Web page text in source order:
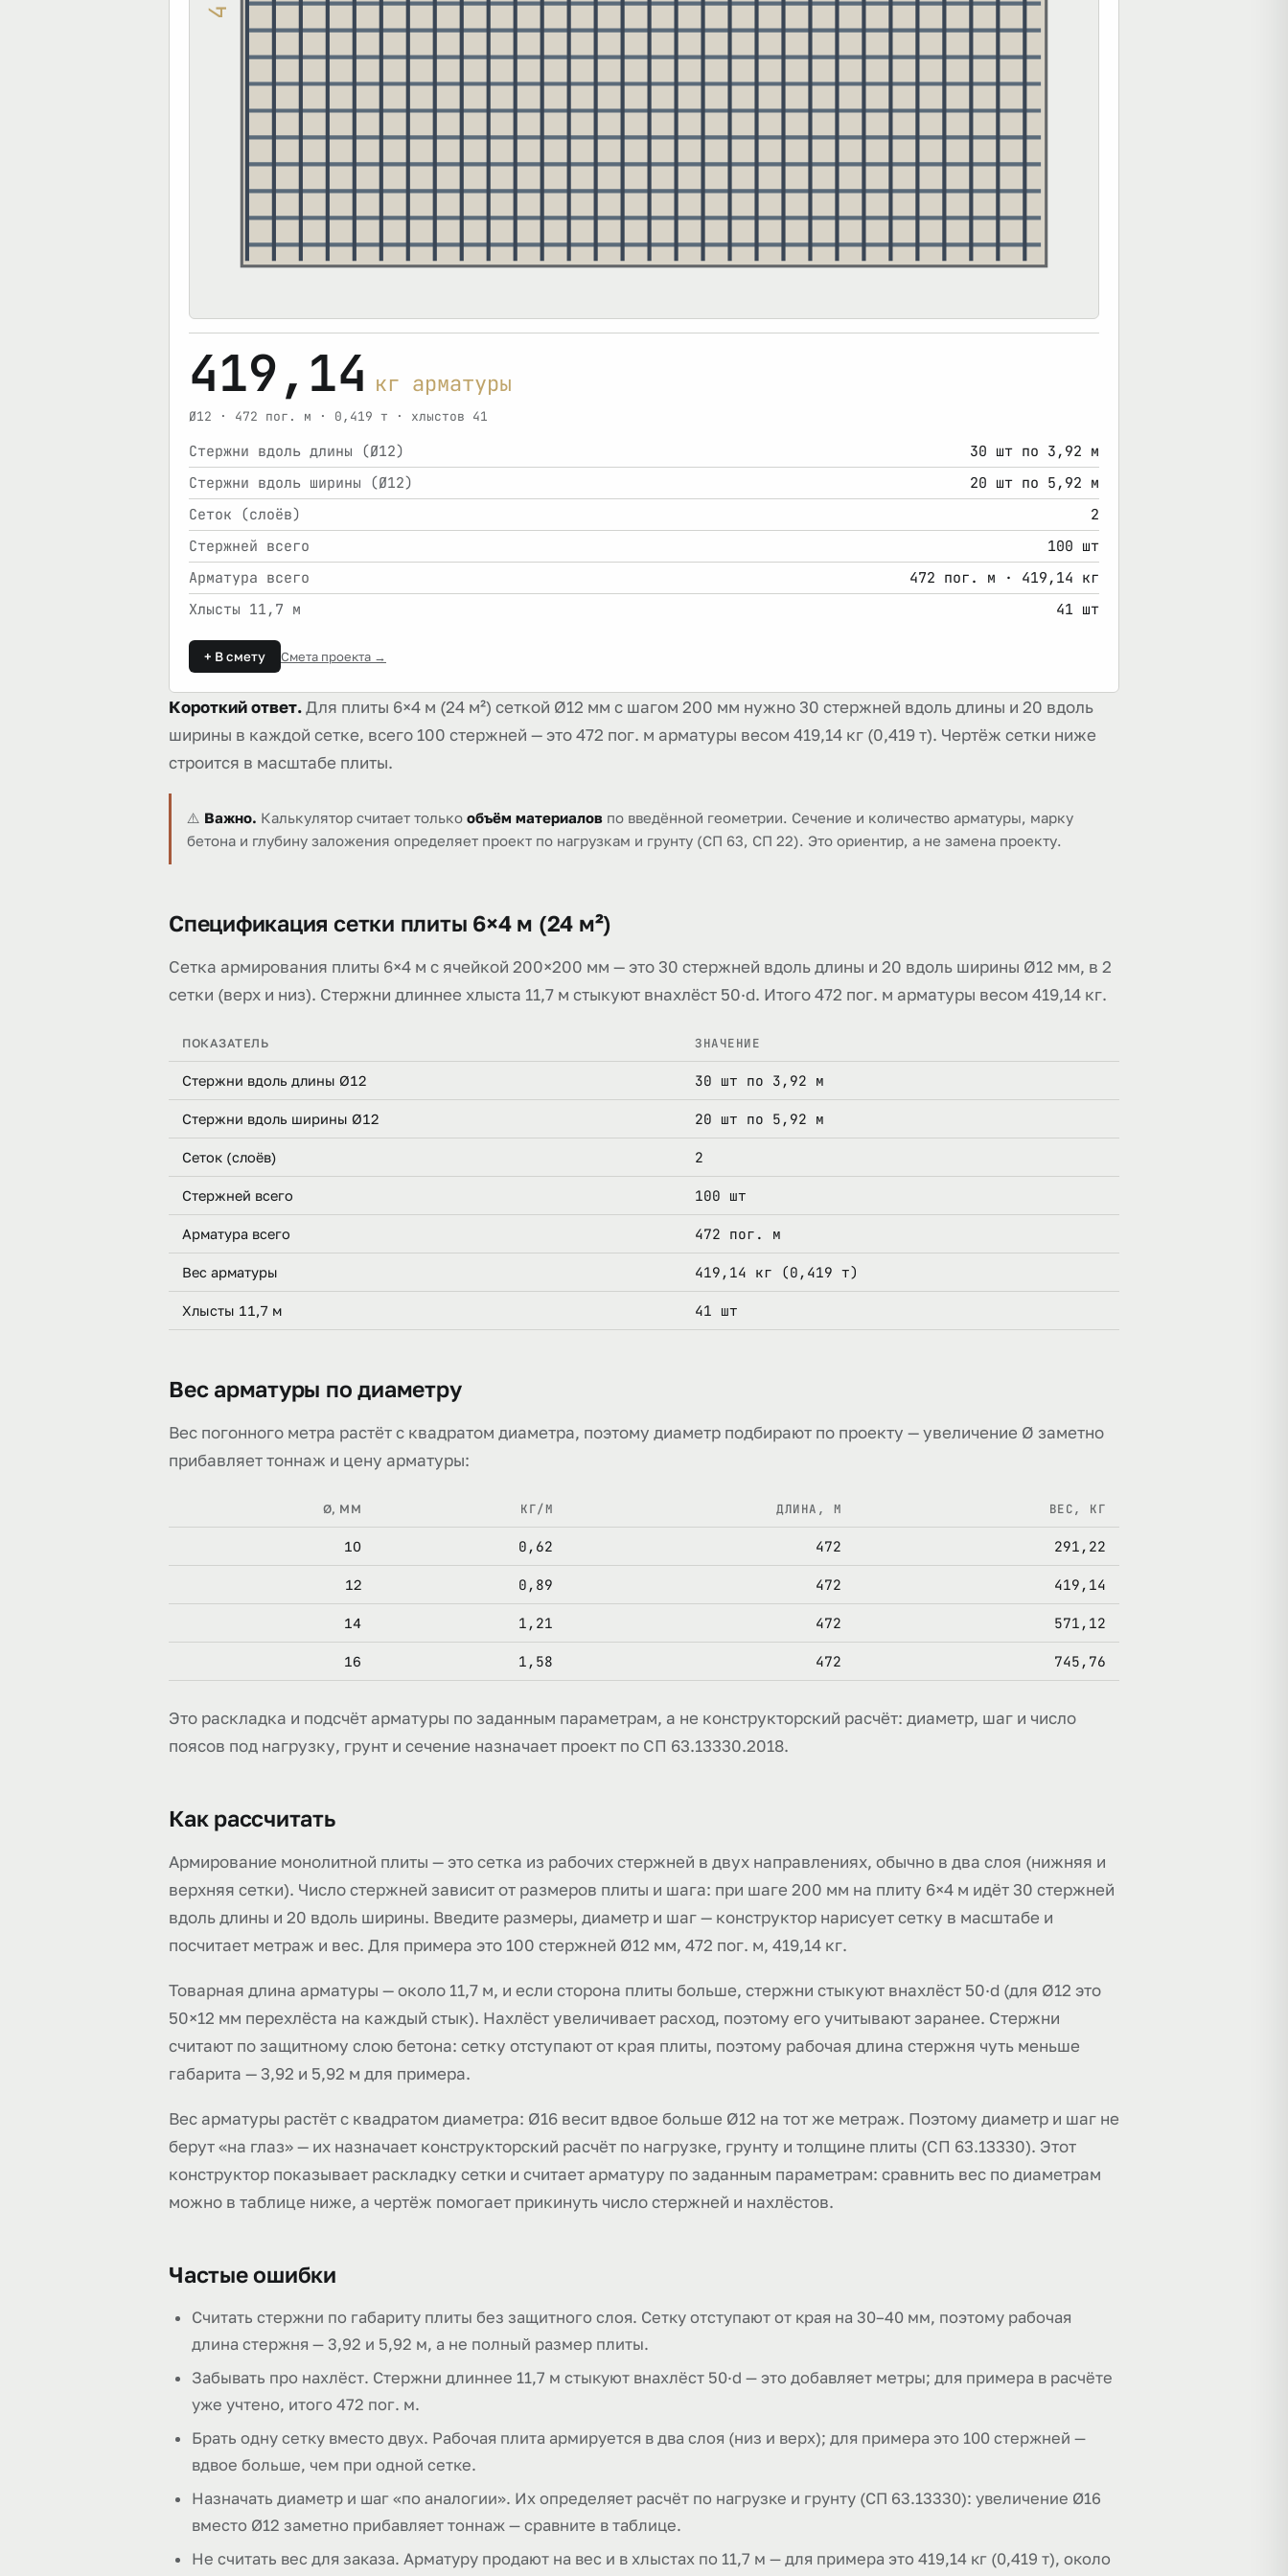
4
419,14 кг арматуры
Ø12 · 472 пог. м · 0,419 т · хлыстов 41
Стержни вдоль длины (Ø12)
30 шт по 3,92 м
Стержни вдоль ширины (Ø12)
20 шт по 5,92 м
Сеток (слоёв)
2
Стержней всего
100 шт
Арматура всего
472 пог. м · 419,14 кг
Хлысты 11,7 м
41 шт
+ В смету Смета проекта →
Короткий ответ.Для плиты 6×4 м (24 м²) сеткой Ø12 мм с шагом 200 мм нужно 30 стержней вдоль длины и 20 вдоль
ширины в каждой сетке, всего 100 стержней — это 472 пог. м арматуры весом 419,14 кг (0,419 т). Чертёж сетки ниже
строится в масштабе плиты.
⚠️ Важно. Калькулятор считает только объём материалов по введённой геометрии. Сечение и количество арматуры, марку
бетона и глубину заложения определяет проект по нагрузкам и грунту (СП 63, СП 22). Это ориентир, а не замена проекту.
Спецификация сетки плиты 6×4 м (24 м²)
Сетка армирования плиты 6×4 м с ячейкой 200×200 мм — это 30 стержней вдоль длины и 20 вдоль ширины Ø12 мм, в 2
сетки (верх и низ). Стержни длиннее хлыста 11,7 м стыкуют внахлёст 50·d. Итого 472 пог. м арматуры весом 419,14 кг.
ПОКАЗАТЕЛЬ ЗНАЧЕНИЕ
Стержни вдоль длины Ø12 30 шт по 3,92 м
Стержни вдоль ширины Ø12 20 шт по 5,92 м
Сеток (слоёв) 2
Стержней всего 100 шт
Арматура всего 472 пог. м
Вес арматуры 419,14 кг (0,419 т)
Хлысты 11,7 м 41 шт
Вес арматуры по диаметру
Вес погонного метра растёт с квадратом диаметра, поэтому диаметр подбирают по проекту — увеличение Ø заметно
прибавляет тоннаж и цену арматуры:
Ø, ММ КГ/М ДЛИНА, М ВЕС, КГ
10 0,62 472 291,22
12 0,89 472 419,14
14 1,21 472 571,12
16 1,58 472 745,76
Это раскладка и подсчёт арматуры по заданным параметрам, а не конструкторский расчёт: диаметр, шаг и число
поясов под нагрузку, грунт и сечение назначает проект по СП 63.13330.2018.
Как рассчитать
Армирование монолитной плиты — это сетка из рабочих стержней в двух направлениях, обычно в два слоя (нижняя и
верхняя сетки). Число стержней зависит от размеров плиты и шага: при шаге 200 мм на плиту 6×4 м идёт 30 стержней
вдоль длины и 20 вдоль ширины. Введите размеры, диаметр и шаг — конструктор нарисует сетку в масштабе и
посчитает метраж и вес. Для примера это 100 стержней Ø12 мм, 472 пог. м, 419,14 кг.
Товарная длина арматуры — около 11,7 м, и если сторона плиты больше, стержни стыкуют внахлёст 50·d (для Ø12 это
50×12 мм перехлёста на каждый стык). Нахлёст увеличивает расход, поэтому его учитывают заранее. Стержни
считают по защитному слою бетона: сетку отступают от края плиты, поэтому рабочая длина стержня чуть меньше
габарита — 3,92 и 5,92 м для примера.
Вес арматуры растёт с квадратом диаметра: Ø16 весит вдвое больше Ø12 на тот же метраж. Поэтому диаметр и шаг не
берут «на глаз» — их назначает конструкторский расчёт по нагрузке, грунту и толщине плиты (СП 63.13330). Этот
конструктор показывает раскладку сетки и считает арматуру по заданным параметрам: сравнить вес по диаметрам
можно в таблице ниже, а чертёж помогает прикинуть число стержней и нахлёстов.
Частые ошибки
Считать стержни по габариту плиты без защитного слоя. Сетку отступают от края на 30–40 мм, поэтому рабочая
длина стержня — 3,92 и 5,92 м, а не полный размер плиты.
Забывать про нахлёст. Стержни длиннее 11,7 м стыкуют внахлёст 50·d — это добавляет метры; для примера в расчёте
уже учтено, итого 472 пог. м.
Брать одну сетку вместо двух. Рабочая плита армируется в два слоя (низ и верх); для примера это 100 стержней —
вдвое больше, чем при одной сетке.
Назначать диаметр и шаг «по аналогии». Их определяет расчёт по нагрузке и грунту (СП 63.13330): увеличение Ø16
вместо Ø12 заметно прибавляет тоннаж — сравните в таблице.
Не считать вес для заказа. Арматуру продают на вес и в хлыстах по 11,7 м — для примера это 419,14 кг (0,419 т), около